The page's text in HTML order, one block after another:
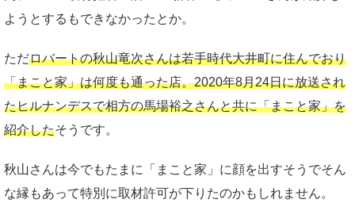
ようとするもできなかったとか。
ただロバートの秋山竜次さんは若手時代大井町に住んでおり
「まこと家」は何度も通った店。2020年8月24日に放送され
たヒルナンデスで相方の馬場裕之さんと共に「まこと家」を
紹介したそうです。
秋山さんは今でもたまに「まこと家」に顔を出すそうでそん
な縁もあって特別に取材許可が下りたのかもしれません。